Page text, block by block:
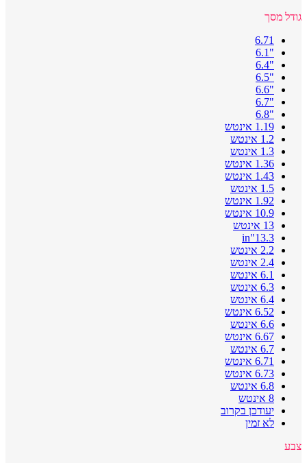
גודל מסך
6.71
"6.1
"6.4
"6.5
"6.6
"6.7
"6.8
1.19 אינטש
1.2 אינטש
1.3 אינטש
1.36 אינטש
1.43 אינטש
1.5 אינטש
1.92 אינטש
10.9 אינטש
13 אינטש
13.3"in
2.2 אינטש
2.4 אינטש
6.1 אינטש
6.3 אינטש
6.4 אינטש
6.52 אינטש
6.6 אינטש
6.67 אינטש
6.7 אינטש
6.71 אינטש
6.73 אינטש
6.8 אינטש
8 אינטש
יעודכן בקרוב
לא זמין
צבע